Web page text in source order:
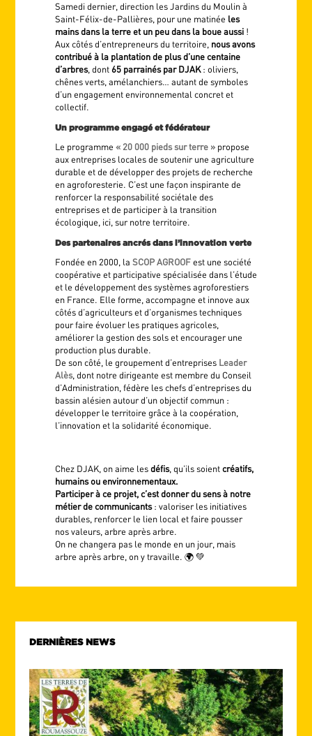
Samedi dernier, direction les Jardins du Moulin à
Saint-Félix-de-Pallières, pour une matinée les
mains dans la terre et un peu dans la boue aussi!
Aux côtés d’entrepreneurs du territoire, nous avons
contribué à la plantation de plus d’une centaine
d’arbres, dont65 parrainés par DJAK: oliviers,
chênes verts, amélanchiers… autant de symboles
d’un engagement environnemental concret et
collectif.
Un programme engagé et fédérateur
Le programme « 20 000 pieds sur terre »propose
aux entreprises locales de soutenir une agriculture
durable et de développer des projets de recherche
en agroforesterie. C’est une façon inspirante de
renforcer la responsabilité sociétale des
entreprises et de participer à la transition
écologique, ici, sur notre territoire.
Des partenaires ancrés dans l’innovation verte
Fondée en 2000, la SCOP AGROOF est une société
coopérative et participative spécialisée dans l’étude
et le développement des systèmes agroforestiers
en France. Elle forme, accompagne et innove aux
côtés d’agriculteurs et d’organismes techniques
pour faire évoluer les pratiques agricoles,
améliorer la gestion des sols et encourager une
production plus durable.
De son côté, le groupement d’entreprises Leader
Alès, dont notre dirigeante est membre du Conseil
d’Administration, fédère les chefs d’entreprises du
bassin alésien autour d’un objectif commun :
développer le territoire grâce à la coopération,
l’innovation et la solidarité économique.
Chez DJAK, on aime lesdéfis, qu’ils soientcréatifs,
humains ou environnementaux.
Participer à ce projet, c’est donner du sens à notre
métier de communicants: valoriser les initiatives
durables, renforcer le lien local et faire pousser
nos valeurs, arbre après arbre.
On ne changera pas le monde en un jour, mais
arbre après arbre, on y travaille. 🌍 💚
DERNIÈRES NEWS